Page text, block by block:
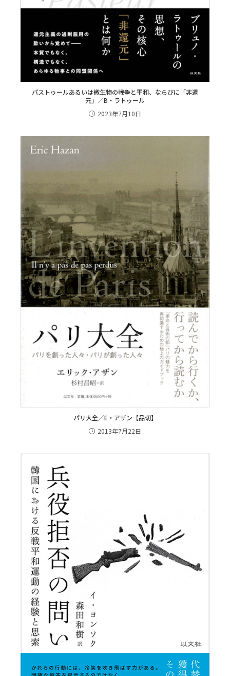
パストゥールあるいは微生物の戦争と平和、ならびに「非還
元」／B・ラトゥール
2023年7月10日
パリ大全／E・アザン【品切】
2013年7月22日